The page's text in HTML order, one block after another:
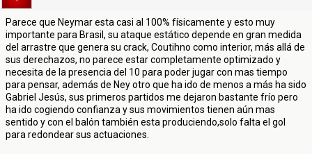
Parece que Neymar esta casi al 100% físicamente y esto muy
importante para Brasil, su ataque estático depende en gran medida
del arrastre que genera su crack, Coutihno como interior, más allá de
sus derechazos, no parece estar completamente optimizado y
necesita de la presencia del 10 para poder jugar con mas tiempo
para pensar, además de Ney otro que ha ido de menos a más ha sido
Gabriel Jesús, sus primeros partidos me dejaron bastante frío pero
ha ido cogiendo confianza y sus movimientos tienen aún mas
sentido y con el balón también esta produciendo,solo falta el gol
para redondear sus actuaciones.